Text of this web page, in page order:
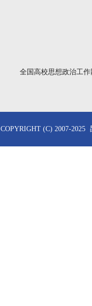
全国高校思想政治工作
COPYRIGHT (C) 2007-2025